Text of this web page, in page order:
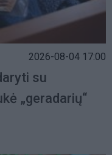
2026-08-04 17:00
su
„geradarių“